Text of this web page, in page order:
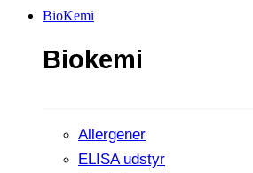
BioKemi
Biokemi
Allergener
ELISA udstyr